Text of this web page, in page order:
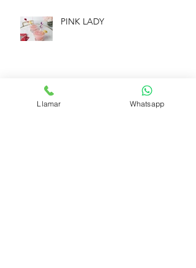
PINK LADY
COCTEL EL SABUESO
Llamar Whatsapp